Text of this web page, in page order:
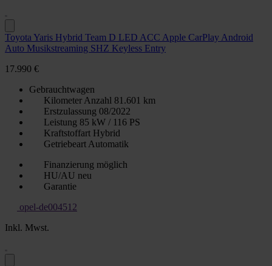
Toyota Yaris Hybrid Team D LED ACC Apple CarPlay Android
Auto Musikstreaming SHZ Keyless Entry
17.990 €
Gebrauchtwagen
Kilometer Anzahl 81.601 km
Erstzulassung 08/2022
Leistung 85 kW / 116 PS
Kraftstoffart Hybrid
Getriebeart Automatik
Finanzierung möglich
HU/AU neu
Garantie
opel-de004512
Inkl. Mwst.